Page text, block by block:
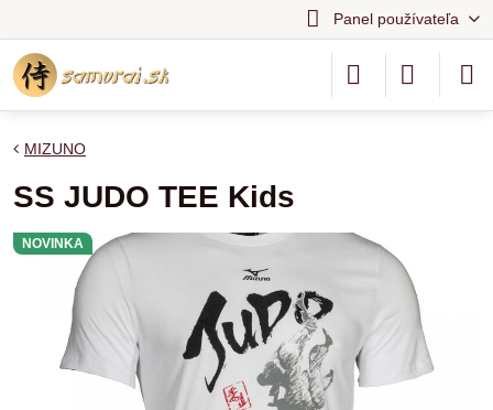
Panel používateľa
NOVINKA
MIZUNO
SS JUDO TEE Kids